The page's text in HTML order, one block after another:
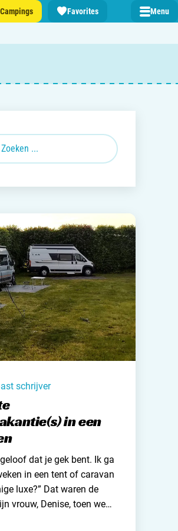
Campings Favorites Menu
schrijver
in een
dat je gek bent. Ik ga
in een tent of caravan
luxe?” Dat waren de
vrouw, Denise, toen we